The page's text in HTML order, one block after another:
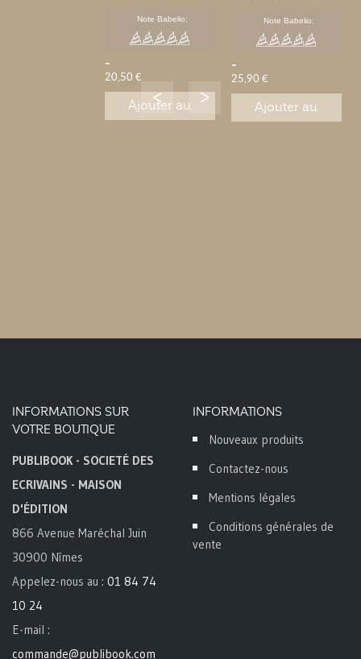
XIe au XVIIIe
siècle
Note Babelio:
-
20,50 €
Ajouter au
Note Babelio:
-
25,90 €
Ajouter au
INFORMATIONS SUR
VOTRE BOUTIQUE
PUBLIBOOK - SOCIETÉ DES
ECRIVAINS - MAISON
D'ÉDITION
866 Avenue Maréchal Juin
30900 Nîmes
Appelez-nous au : 01 84 74
10 24
E-mail :
commande@publibook.com
INFORMATIONS
Nouveaux produits
Contactez-nous
Mentions légales
Conditions générales de
vente